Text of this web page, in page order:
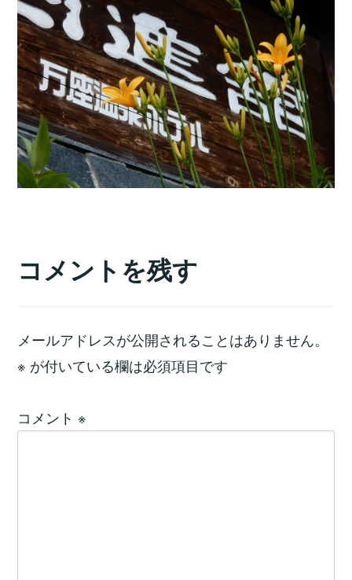
コメントを残す
メールアドレスが公開されることはありません。
※ が付いている欄は必須項目です
コメント ※